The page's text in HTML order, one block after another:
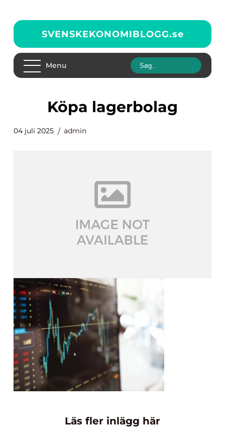
SVENSKEKONOMIBLOGG.se
Menu
köpa lagerbolag
04 juli 2025 admin
Läs fler inlägg här